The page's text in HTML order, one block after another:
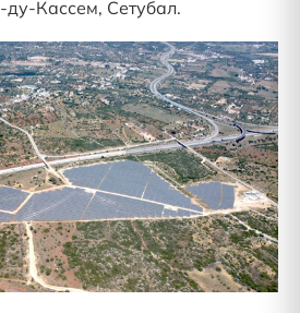
ду-Кассем, Сетубал.